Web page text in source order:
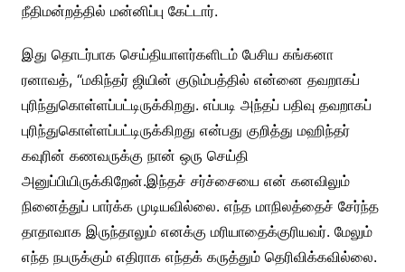
நீதிமன்றத்தில் மன்னிப்பு கேட்டார்.
இது தொடர்பாக செய்தியாளர்களிடம் பேசிய கங்கனா
ரனாவத், “மகிந்தர் ஜியின் குடும்பத்தில் என்னை தவறாகப்
புரிந்துகொள்ளப்பட்டிருக்கிறது. எப்படி அந்தப் பதிவு தவறாகப்
புரிந்துகொள்ளப்பட்டிருக்கிறது என்பது குறித்து மஹிந்தர்
கவுரின் கணவருக்கு நான் ஒரு செய்தி
அனுப்பியிருக்கிறேன்.இந்தச் சர்ச்சையை என் கனவிலும்
நினைத்துப் பார்க்க முடியவில்லை. எந்த மாநிலத்தைச் சேர்ந்த
தாதாவாக இருந்தாலும் எனக்கு மரியாதைக்குரியவர். மேலும்
எந்த நபருக்கும் எதிராக எந்தக் கருத்தும் தெரிவிக்கவில்லை.